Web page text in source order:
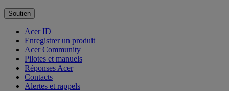
Soutien
Acer ID
Enregistrer un produit
Acer Community
Pilotes et manuels
Réponses Acer
Contacts
Alertes et rappels